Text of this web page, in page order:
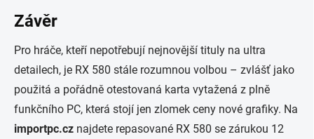
Závěr
Pro hráče, kteří nepotřebují nejnovější tituly na ultra
detailech, je RX 580 stále rozumnou volbou – zvlášť jako
použitá a pořádně otestovaná karta vytažená z plně
funkčního PC, která stojí jen zlomek ceny nové grafiky. Na
importpc.cz najdete repasované RX 580 se zárukou 12